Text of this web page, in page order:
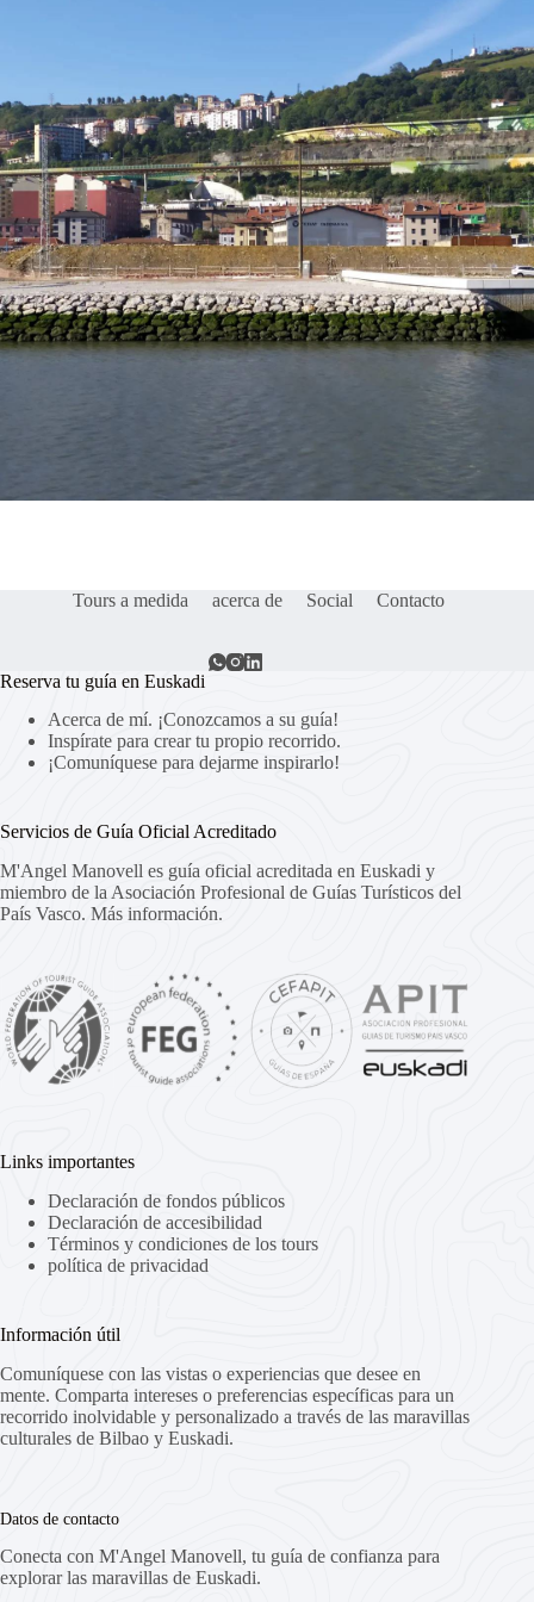
Tours a medida acerca de Social Contacto
Reserva tu guía en Euskadi
Acerca de mí. ¡Conozcamos a su guía!
Inspírate para crear tu propio recorrido.
¡Comuníquese para dejarme inspirarlo!
Servicios de Guía Oficial Acreditado
M'Angel Manovell es guía oficial acreditada en Euskadi y
miembro de la Asociación Profesional de Guías Turísticos del
País Vasco. Más información.
Links importantes
Declaración de fondos públicos
Declaración de accesibilidad
Términos y condiciones de los tours
política de privacidad
Información útil
Comuníquese con las vistas o experiencias que desee en
mente. Comparta intereses o preferencias específicas para un
recorrido inolvidable y personalizado a través de las maravillas
culturales de Bilbao y Euskadi.
Datos de contacto
Conecta con M'Angel Manovell, tu guía de confianza para
explorar las maravillas de Euskadi.